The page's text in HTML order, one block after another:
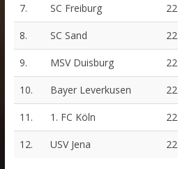
7. SC Freiburg 22
8. SC Sand 22
9. MSV Duisburg 22
10. Bayer Leverkusen 22
11. 1. FC Köln 22
12. USV Jena 22